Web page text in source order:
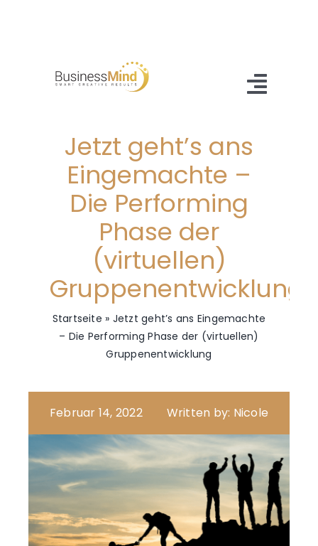
springen
Referenzen
Blog
Kontakt
Jetzt geht’s ans
Eingemachte –
Die Performing
Phase der
(virtuellen)
Gruppenentwicklung
Startseite » Jetzt geht’s ans Eingemachte
– Die Performing Phase der (virtuellen)
Gruppenentwicklung
Februar 14, 2022 Written by: Nicole